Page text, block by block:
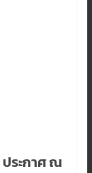
ประกาศ ณ